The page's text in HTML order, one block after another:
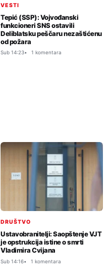
VESTI
Tepić (SSP): Vojvođanski
funkcioneri SNS ostavili
Deliblatsku peščaru nezaštićenu
od požara
Sub 14:23 1 komentara
DRUŠTVO
Ustavobranitelji: Saopštenje VJT
je opstrukcija istine o smrti
Vladimira Cvijana
Sub 14:16 1 komentara